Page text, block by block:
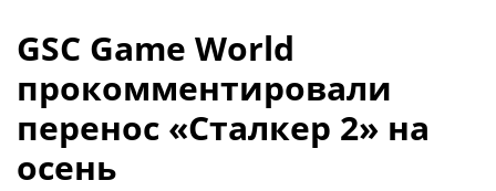
GSC Game World
прокомментировали
перенос «Сталкер 2» на
осень